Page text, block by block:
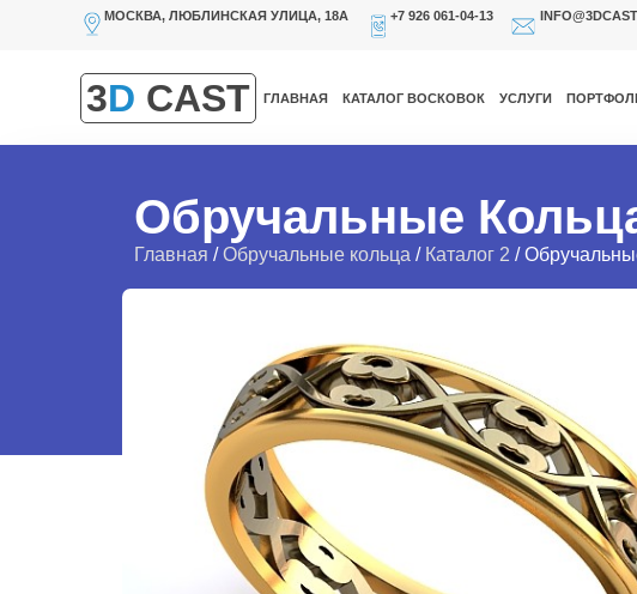
МОСКВА, ЛЮБЛИНСКАЯ УЛИЦА, 18А +7 926 061-04-13
3D CAST ГЛАВНАЯ КАТАЛОГ ВОСКОВОК УСЛУГИ
Обручальные
Главная /Обручальные кольца / Каталог 2 /